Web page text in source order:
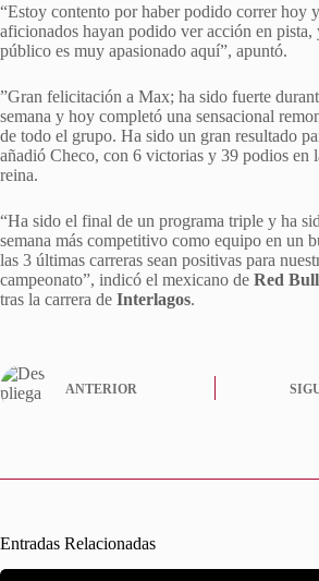
“Estoy contento por haber podido correr hoy
aficionados hayan podido ver acción en pista,
público es muy apasionado aquí”, apuntó.
​”Gran felicitación a Max; ha sido fuerte
semana y hoy completó una sensacional
de todo el grupo. Ha sido un gran resultado
añadió Checo, con 6 victorias y 39 podios en
reina.
“Ha sido el final de un programa triple y ha
semana más competitivo como equipo en un
las 3 últimas carreras sean positivas para
campeonato”, indicó el mexicano de Red Bull
tras la carrera de Interlagos.
ANTERIOR
Entradas Relacionadas